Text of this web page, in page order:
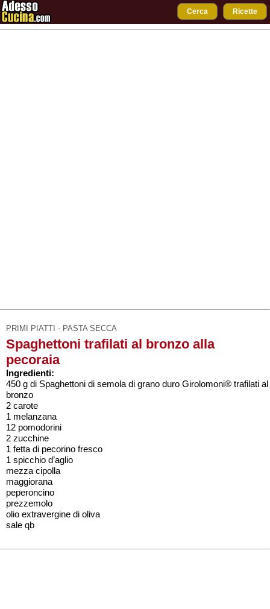
Cerca Ricette
PRIMI PIATTI - PASTA SECCA
Spaghettoni trafilati al bronzo alla
pecoraia
Ingredienti:
450 g di Spaghettoni di semola di grano duro Girolomoni® trafilati al
bronzo
2 carote
1 melanzana
12 pomodorini
2 zucchine
1 fetta di pecorino fresco
1 spicchio d’aglio
mezza cipolla
maggiorana
peperoncino
prezzemolo
olio extravergine di oliva
sale qb